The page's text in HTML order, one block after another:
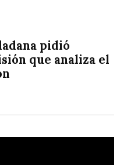
pidió
que analiza el